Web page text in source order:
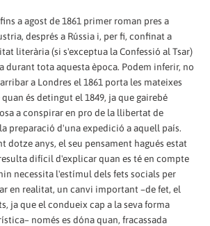
a agost de 1861 primer roman pres a
després a Rússia i, per fi, confinat a
literària (si s'exceptua la Confessió al Tsar)
durant tota aquesta època. Podem inferir, no
a Londres el 1861 porta les mateixes
és detingut el 1849, ja que gairebé
a conspirar en pro de la llibertat de
preparació d'una expedició a aquell país.
dotze anys, el seu pensament hagués estat
difícil d'explicar quan es té en compte
necessita l'estímul dels fets socials per
en realitat, un canvi important –de fet, el
ja que el condueix cap a la seva forma
només es dóna quan, fracassada